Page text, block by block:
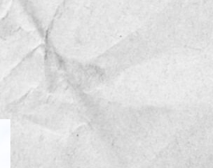
CATEGORÍAS
NOTICIAS
OPINIÓN